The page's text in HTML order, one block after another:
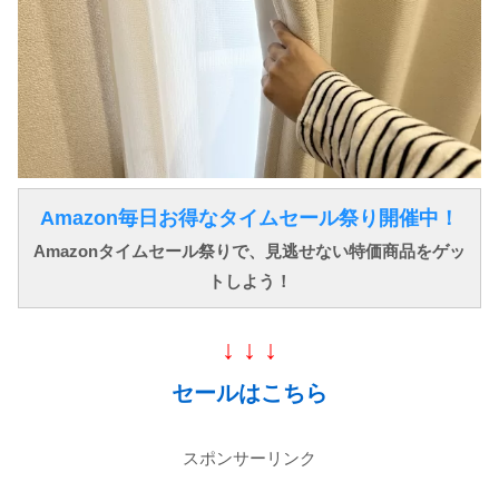
Amazon毎日お得なタイムセール祭り開催中！
Amazonタイムセール祭りで、見逃せない特価商品をゲッ
トしよう！
↓ ↓ ↓
セールはこちら
スポンサーリンク